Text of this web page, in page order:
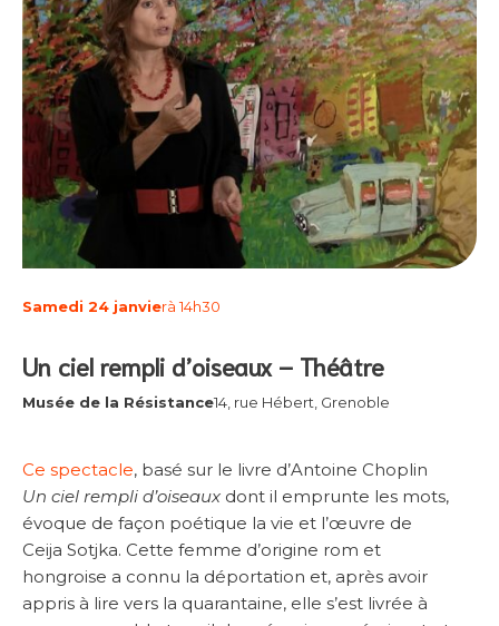
Samedi 24 janvierà 14h30
Un ciel rempli d’oiseaux – Théâtre
Musée de la Résistance14, rue Hébert, Grenoble
Ce spectacle, basé sur le livre d’Antoine Choplin
Un ciel rempli d’oiseaux dont il emprunte les mots,
évoque de façon poétique la vie et l’œuvre de
Ceija Sotjka. Cette femme d’origine rom et
hongroise a connu la déportation et, après avoir
appris à lire vers la quarantaine, elle s’est livrée à